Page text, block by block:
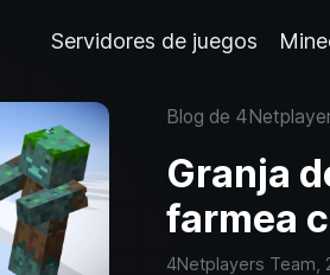
Servidores de juegos
Blog de
Granja
farmea
4Netplayers Team,